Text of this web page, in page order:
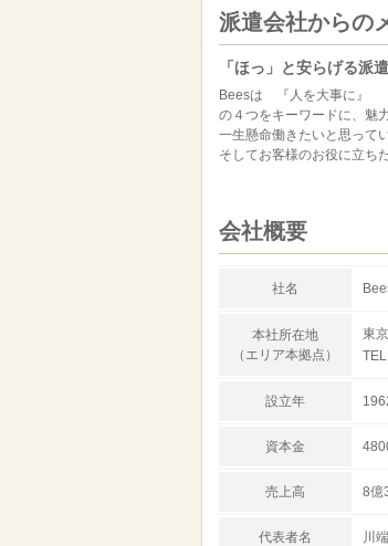
派遣会社からの
「ほっ」と安らげる派
Beesは 『人を大事に』
の４つをキーワードに、魅
一生懸命働きたいと思って
そしてお客様のお役に立ち
会社概要
社名
本社所在地
（エリア本拠点）
東
設立年
資本金
売上高 8億
代表者名 川